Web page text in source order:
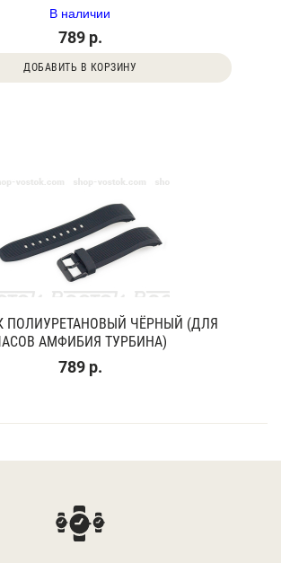
В наличии
789 р.
ДОБАВИТЬ В КОРЗИНУ
ПОЛИУРЕТАНОВЫЙ ЧЁРНЫЙ (ДЛЯ
АМФИБИЯ ТУРБИНА)
789 р.